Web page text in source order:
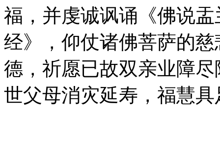
福，并虔诚讽诵《佛说
经》，仰仗诸佛菩萨的
德，祈愿已故双亲业障
世父母消灾延寿，福慧